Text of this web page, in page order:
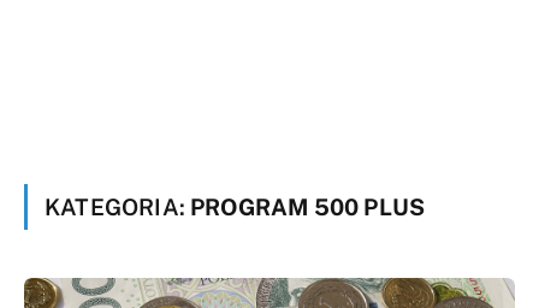
KATEGORIA: PROGRAM 500 PLUS